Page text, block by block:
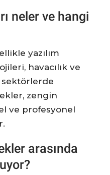
neler ve hangi
yazılım
havacılık ve
zengin
ve profesyonel
arasında